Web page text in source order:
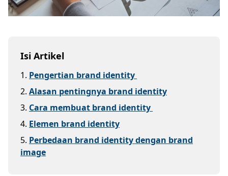
Isi Artikel
1. Pengertian brand identity
2. Alasan pentingnya brand identity
3. Cara membuat brand identity
4. Elemen brand identity
5. Perbedaan brand identity dengan brand
image